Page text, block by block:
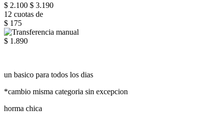
$ 2.100 $ 3.190
12 cuotas de
$ 175
$ 1.890
un basico para todos los dias
*cambio misma categoria sin excepcion
horma chica